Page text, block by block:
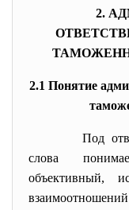
2.
2.1 Понятие
Под
слова
объективный,